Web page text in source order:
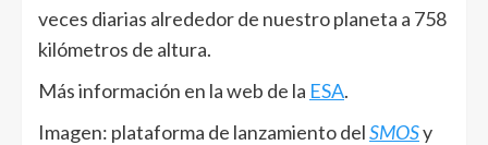
veces diarias alrededor de nuestro planeta a 758
kilómetros de altura.
Más información en la web de la ESA.
Imagen: plataforma de lanzamiento delSMOSy